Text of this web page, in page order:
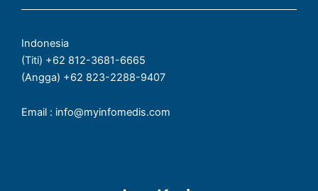
o
-
f
r
p
Indonesia
(Titi) +62 812-3681-6665
(Angga) +62 823-2288-9407
Email : info@myinfomedis.com